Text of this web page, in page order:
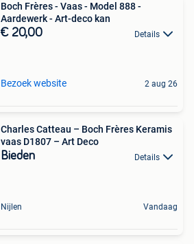
Boch Frères - Vaas - Model 888 -
Aardewerk - Art-deco kan
€ 20,00 Details
Bezoek website 2 aug 26
Charles Catteau – Boch Frères Keramis
vaas D1807 – Art Deco
Bieden Details
Nijlen Vandaag